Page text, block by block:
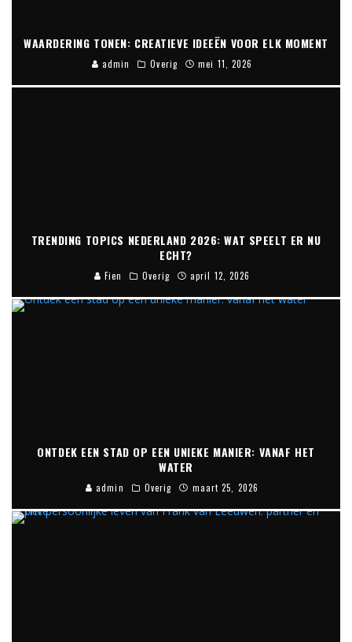
WAARDERING TONEN: CREATIEVE IDEEËN VOOR ELK MOMENT
admin Overig mei 11, 2026
TRENDING TOPICS NEDERLAND 2026: WAT SPEELT ER NU
ECHT?
Fien Overig april 12, 2026
ONTDEK EEN STAD OP EEN UNIEKE MANIER: VANAF HET
WATER
admin Overig maart 25, 2026